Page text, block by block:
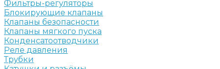
Фильтры-регуляторы
Блокирующие клапаны
Клапаны безопасности
Клапаны мягкого пуска
Конденсатоотводчики
Реле давления
Трубки